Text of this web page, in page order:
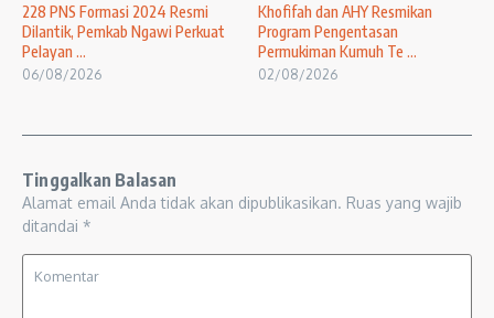
228 PNS Formasi 2024 Resmi
Dilantik, Pemkab Ngawi Perkuat
Pelayan ...
06/08/2026
Khofifah dan AHY Resmikan
Program Pengentasan
Permukiman Kumuh Te ...
02/08/2026
Tinggalkan Balasan
Alamat email Anda tidak akan dipublikasikan. Ruas yang wajib
ditandai *